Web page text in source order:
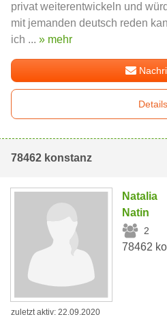
privat weiterentwickeln und
mit jemanden deutsch reden
ich ... » mehr
Details
78462 konstanz
Natalia
Natin
2
78462
zuletzt aktiv: 22.09.2020